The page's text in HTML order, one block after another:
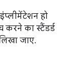
हो
का स्टैंडर्ड
जाए.